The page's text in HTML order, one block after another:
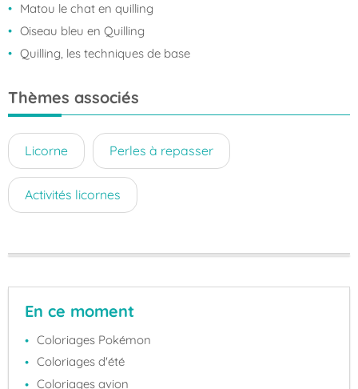
Matou le chat en quilling
Oiseau bleu en Quilling
Quilling, les techniques de base
Thèmes associés
Licorne Perles à repasser
Activités licornes
En ce moment
Coloriages Pokémon
Coloriages d'été
Coloriages avion